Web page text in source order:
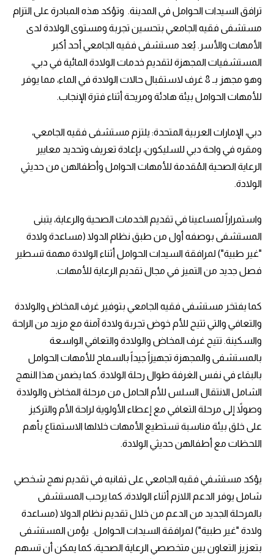
ترافق السيدات الحوامل في المدينة. وتؤكد هذه المبادرة على التزام
مستشفى فقيه الجامعي بتحسين تجربة ومستوى الولادة لدى
الأمهات والأسر. يُعد مستشفى فقيه الجامعي أحد أكبر
المستشفيات المجهزة لتقديم خدمات الولادة المائية في دبي،
وهو مجهز بـ 8 غرف لاستقبال حالات الولادة في الماء، مما يوفر
للأمهات الحوامل بيئة هادئة ومريحة أثناء فترة الإنجاب.
دبي، الإمارات العربية المتحدة: يلتزم مستشفى فقيه الجامعي،
ومقره في واحة دبي للسليكون، بإعادة تعريف وتحديد معايير
الرعاية الصحية المُقدمة للأمهات الحوامل وأطفالهن من حديثي
الولادة.
واستمراراً لمساعينا في تقديم الخدمات الصحية والرعاية، يتبنى
المستشفى بوصفه أول من طبق نظام الدولا (مساعدة ولادة
"غير طبية") لمرافقة السيدات الحوامل أثناء الولادة مهمة تسطير
فصل جديد من التميز في مجال تقديم الرعاية للأمهات.
كما يفتخر مستشفى فقيه الجامعي بتوفير غرف المخاض والولادة
والتعافي والتي تتيح للأم خوض تجربة ولادة آمنة مع مزيد من الراحة
والسكينة. تتيح غرف المخاض والولادة والتعافي الواسعة
بالمستشفى والمجهزة تجهيزاً جيداً بالسماح للأمهات الحوامل
بالبقاء في نفس الغرفة طوال رحلة الولادة. كما يضمن هذا النهج
الشامل الانتقال السلس للأم الحامل من مرحلة المخاض والولادة
وصولاً إلى مرحلة التعافي مع إعطاء الأولوية لراحة الأم والتركيز
على خلق بيئة مناسبة تستطيع الأمهات خلالها الاستمتاع بأهم
اللحظات مع أطفالهن حديثي الولادة.
يؤكد مستشفي فقيه الجامعي على تفانيه في تقديم نهج شخصي
شامل يوفر الدعم اللازم أثناء الولادة، كما يرحب المستشفى
بالمرحلة الجديد من الدعم من خلال تقديم نظام الدولا (مساعدة
ولادة "غير طبية") لمرافقة السيدات الحوامل. يؤمن المستشفى
بتعزيز التعاون بين متخصصي الرعاية الصحية، كما يمكن أن تسهم